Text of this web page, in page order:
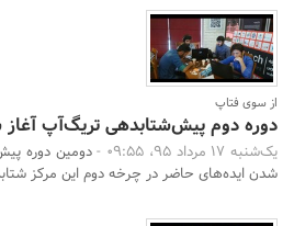
از سوی فتاپ
دوره دوم پیش‌شتابدهی تریگ‌آپ
یک‌شنبه 17 مرداد 95، 09:55 -
دومین دوره
شدن ایده‌های حاضر در چرخه دوم این مرکز